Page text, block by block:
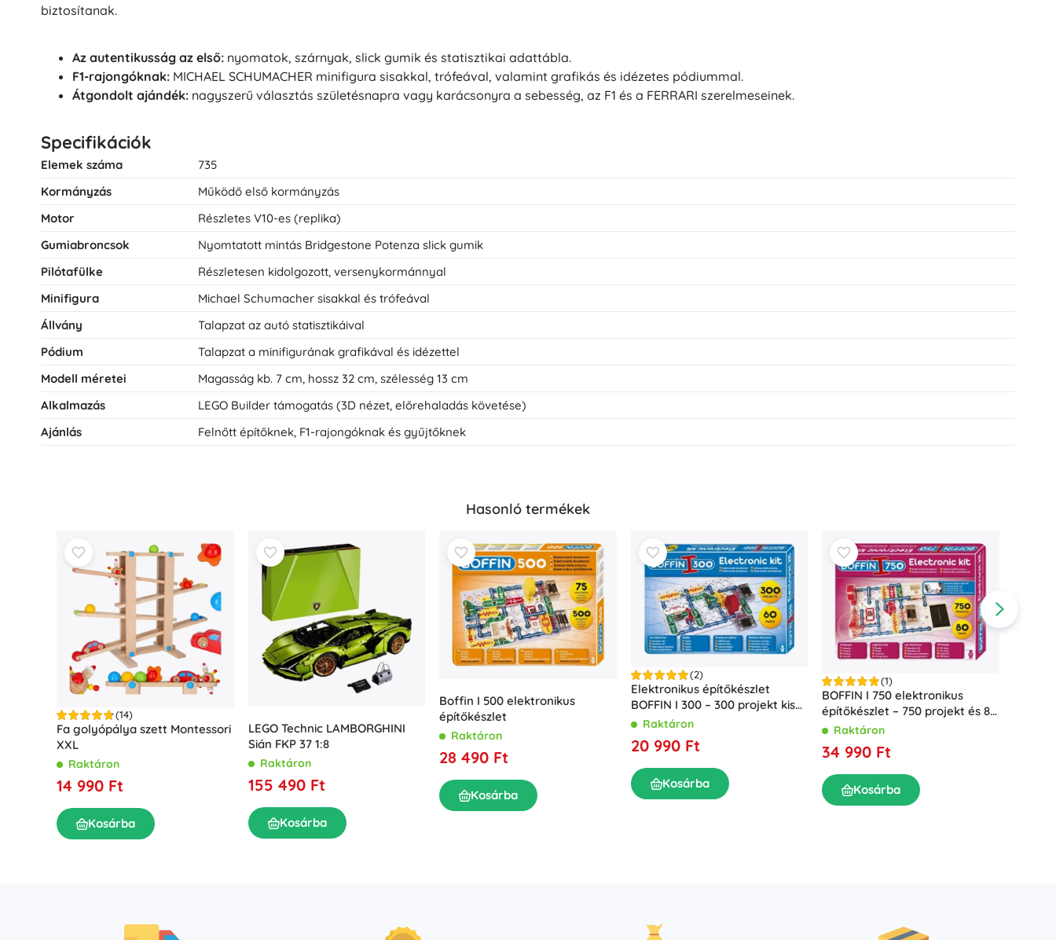
biztosítanak.
Az autentikusság az első: nyomatok, szárnyak, slick gumik és statisztikai adattábla.
F1-rajongóknak: MICHAEL SCHUMACHER minifigura sisakkal, trófeával, valamint grafikás és idézetes pódiummal.
Átgondolt ajándék: nagyszerű választás születésnapra vagy karácsonyra a sebesség, az F1 és a FERRARI szerelmeseinek.
Specifikációk
Elemek száma
735
Kormányzás
Működő első kormányzás
Motor
Részletes V10-es (replika)
Gumiabroncsok
Nyomtatott mintás Bridgestone Potenza slick gumik
Pilótafülke
Részletesen kidolgozott, versenykormánnyal
Minifigura
Michael Schumacher sisakkal és trófeával
Állvány
Talapzat az autó statisztikáival
Pódium
Talapzat a minifigurának grafikával és idézettel
Modell méretei
Magasság kb. 7 cm, hossz 32 cm, szélesség 13 cm
Alkalmazás
LEGO Builder támogatás (3D nézet, előrehaladás követése)
Ajánlás
Felnőtt építőknek, F1-rajongóknak és gyűjtőknek
Hasonló termékek
(14)
Fa golyópálya szett Montessori
XXL
Raktáron
14 990 Ft
Kosárba
LEGO Technic LAMBORGHINI
Sián FKP 37 1:8
Raktáron
155 490 Ft
Kosárba
Boffin I 500 elektronikus
építőkészlet
Raktáron
28 490 Ft
Kosárba
(2)
Elektronikus építőkészlet
BOFFIN I 300 – 300 projekt kis
elektronikusoknak
Raktáron
20 990 Ft
Kosárba
(1)
BOFFIN I 750 elektronikus
építőkészlet – 750 projekt és 80
alkatrész
Raktáron
34 990 Ft
Kosárba